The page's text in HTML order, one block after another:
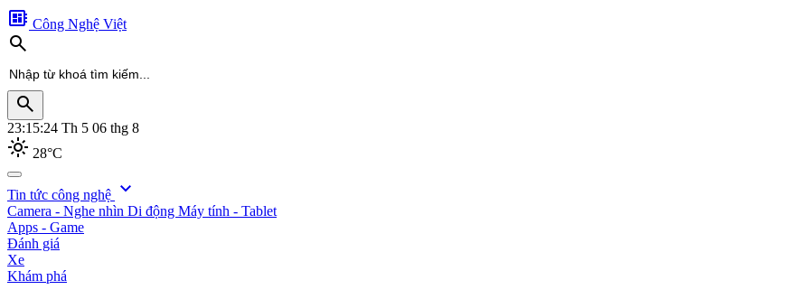
developer_board Công Nghệ Việt
search
search
23:15:26 Th 5 06 thg 8
light_mode 28°C
search
Tin tức công nghệ expand_more
Camera - Nghe nhìn Di động Máy tính - Tablet
Apps - Game
Đánh giá
Xe
Khám phá